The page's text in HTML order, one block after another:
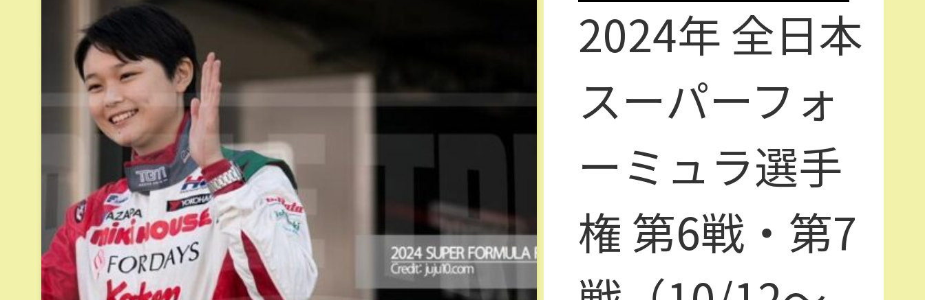
2024年 全日本
スーパーフォ
ーミュラ選手
権 第6戦・第7